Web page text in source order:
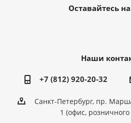
Оставайтесь
Наши
+7 (812) 920-20-32
Санкт-Петербург, пр.
1 (офис,